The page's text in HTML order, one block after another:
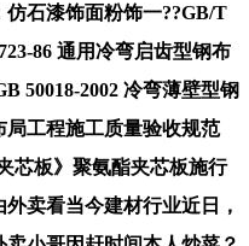
石漆饰面粉饰一??GB/T
86 通用冷弯启齿型钢布
50018-2002 冷弯薄壁型钢
局工程施工质量验收规范
芯板》聚氨酯夹芯板施行
卖看当今建材行业近日，